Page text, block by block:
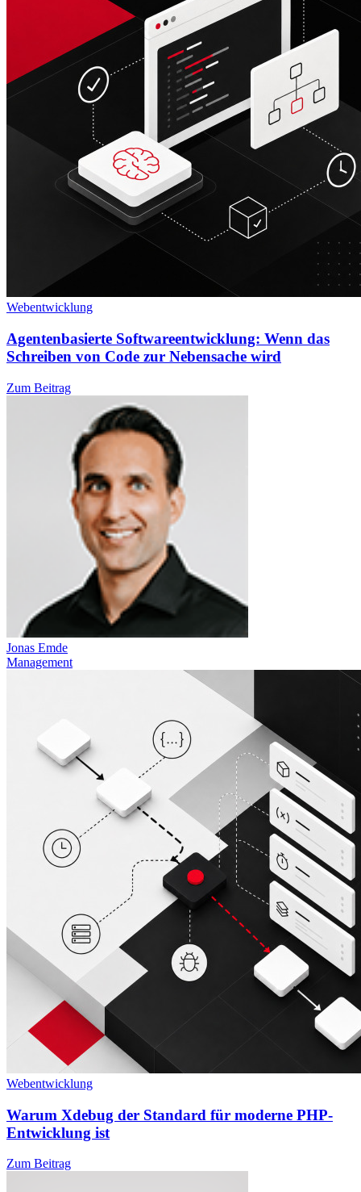
Webentwicklung
Agentenbasierte Softwareentwicklung: Wenn das
Schreiben von Code zur Nebensache wird
Zum Beitrag
Jonas Emde
Management
Webentwicklung
Warum Xdebug der Standard für moderne PHP-
Entwicklung ist
Zum Beitrag